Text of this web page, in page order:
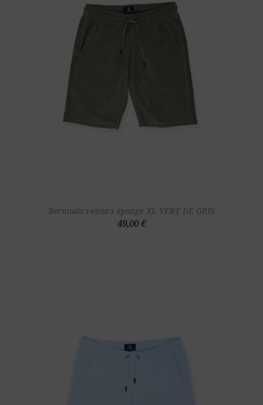
Bermuda velours éponge XL VERT DE GRIS
49,00 €